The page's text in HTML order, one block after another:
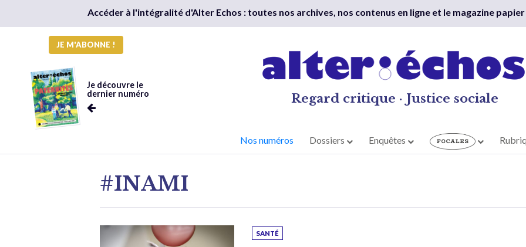
Accéder à l'intégralité d'Alter Echos : toutes nos archives, nos contenus en ligne et le magazine
JE M'ABONNE !
Je découvre le
dernier numéro
Regard critique · Justice sociale
Nos numéros Dossiers Enquêtes
#INAMI
SANTÉ